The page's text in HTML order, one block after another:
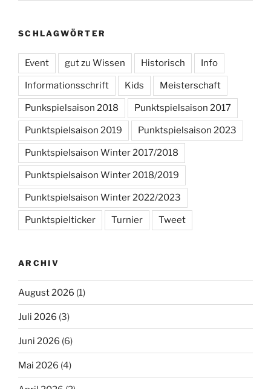
SCHLAGWÖRTER
Event gut zu Wissen Historisch Info
Informationsschrift Kids Meisterschaft
Punkspielsaison 2018 Punktspielsaison 2017
Punktspielsaison 2019 Punktspielsaison 2023
Punktspielsaison Winter 2017/2018
Punktspielsaison Winter 2018/2019
Punktspielsaison Winter 2022/2023
Punktspielticker Turnier Tweet
ARCHIV
August 2026 (1)
Juli 2026 (3)
Juni 2026 (6)
Mai 2026 (4)